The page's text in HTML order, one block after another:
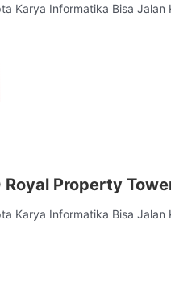
Karya Informatika Bisa Jalan
Property
Karya Informatika Bisa Jalan